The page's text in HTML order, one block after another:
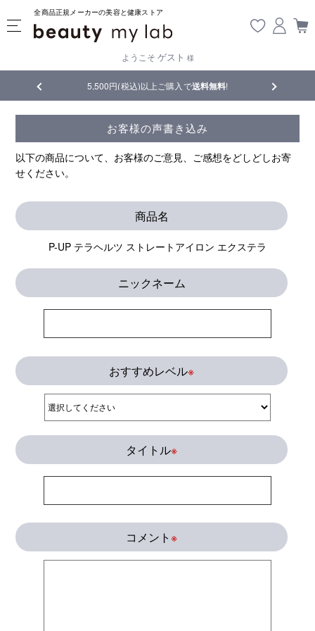
全商品正規メーカーの美容と健康ストア
ようこそ ゲスト 様
5,500円(税込)以上ご購入で送料無料! 【重要】熊
お客様の声書き込み
以下の商品について、お客様のご意見、ご感想をどしどしお寄
せください。
商品名
P-UP テラヘルツ ストレートアイロン エクステラ
ニックネーム
おすすめレベル※
タイトル※
コメント※